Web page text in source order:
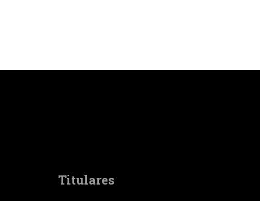
Titulares